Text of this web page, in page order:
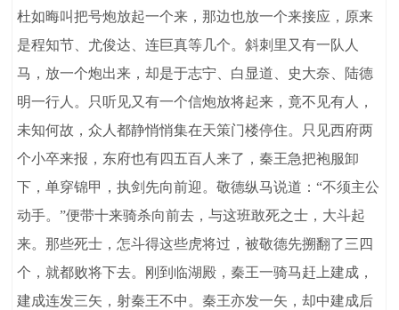
杜如晦叫把号炮放起一个来，那边也放一个来接应，原来
是程知节、尤俊达、连巨真等几个。斜刺里又有一队人
马，放一个炮出来，却是于志宁、白显道、史大奈、陆德
明一行人。只听见又有一个信炮放将起来，竟不见有人，
未知何故，众人都静悄悄集在天策门楼停住。只见西府两
个小卒来报，东府也有四五百人来了，秦王急把袍服卸
下，单穿锦甲，执剑先向前迎。敬德纵马说道：“不须主公
动手。”便带十来骑杀向前去，与这班敢死之士，大斗起
来。那些死士，怎斗得这些虎将过，被敬德先搠翻了三四
个，就都败将下去。刚到临湖殿，秦王一骑马赶上建成，
建成连发三矢，射秦王不中。秦王亦发一矢，却中建成后